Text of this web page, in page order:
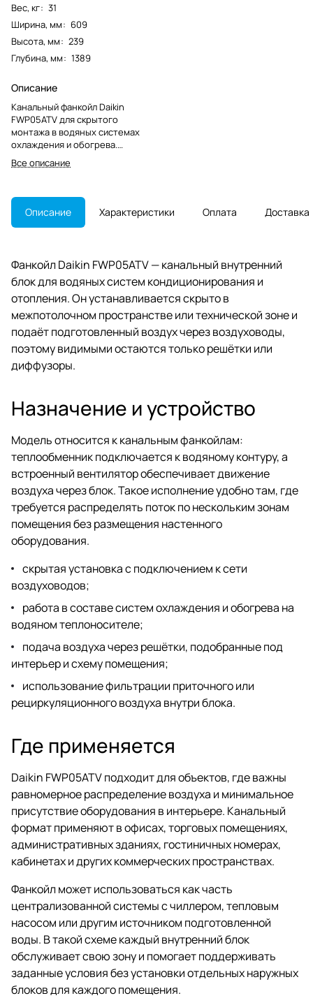
Вес, кг: 31
Ширина, мм: 609
Высота, мм: 239
Глубина, мм: 1389
Описание
Канальный фанкойл Daikin
FWP05ATV для скрытого
монтажа в водяных системах
охлаждения и обогрева.
Подходит для офисных,
торговых и административных
Все описание
Описание Характеристики Оплата Доставка
Фанкойл Daikin FWP05ATV — канальный внутренний
блок для водяных систем кондиционирования и
отопления. Он устанавливается скрыто в
межпотолочном пространстве или технической зоне и
подаёт подготовленный воздух через воздуховоды,
поэтому видимыми остаются только решётки или
диффузоры.
Назначение и устройство
Модель относится к канальным фанкойлам:
теплообменник подключается к водяному контуру, а
встроенный вентилятор обеспечивает движение
воздуха через блок. Такое исполнение удобно там, где
требуется распределять поток по нескольким зонам
помещения без размещения настенного
оборудования.
скрытая установка с подключением к сети
воздуховодов;
работа в составе систем охлаждения и обогрева на
водяном теплоносителе;
подача воздуха через решётки, подобранные под
интерьер и схему помещения;
использование фильтрации приточного или
рециркуляционного воздуха внутри блока.
Где применяется
Daikin FWP05ATV подходит для объектов, где важны
равномерное распределение воздуха и минимальное
присутствие оборудования в интерьере. Канальный
формат применяют в офисах, торговых помещениях,
административных зданиях, гостиничных номерах,
кабинетах и других коммерческих пространствах.
Фанкойл может использоваться как часть
централизованной системы с чиллером, тепловым
насосом или другим источником подготовленной
воды. В такой схеме каждый внутренний блок
обслуживает свою зону и помогает поддерживать
заданные условия без установки отдельных наружных
блоков для каждого помещения.